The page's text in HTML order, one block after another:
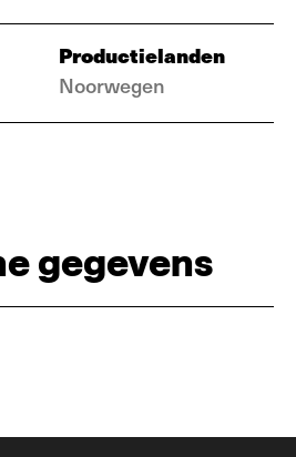
Productielanden
Noorwegen
gegevens